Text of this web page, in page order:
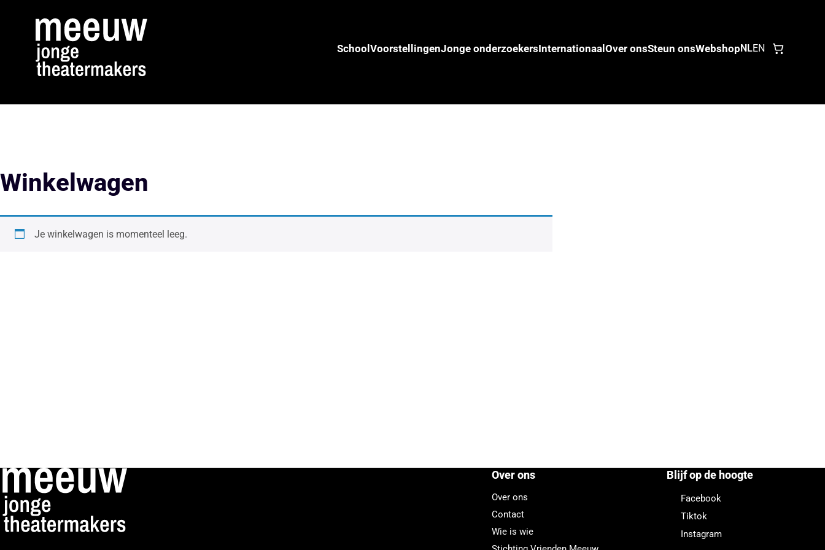
SchoolVoorstellingenJonge onderzoekersInternationaalOver onsSteun onsWebshopNLEN
Winkelwagen
Je winkelwagen is momenteel leeg.
Over ons
Over ons
Contact
Wie is wie
Blijf op de hoogte
Facebook
Tiktok
Instagram